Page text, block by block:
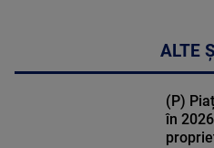
ALTE
(P)
în